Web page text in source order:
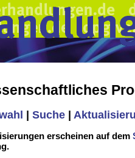
Suche
erscheinen auf dem